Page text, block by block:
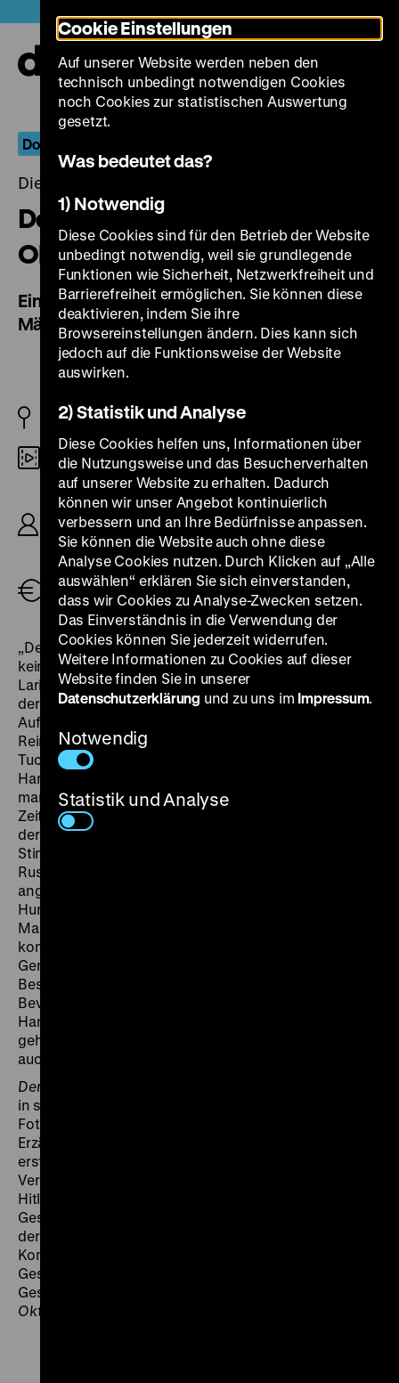
zum
Seiteninhalt
springen
Dokumentarische Positionen: Gisela Tuchtenhagen
Dienstag, 20. September 2022, 20.00 Uhr
Der Hamburger Aufstand
Oktober 1923
Eine Wochenschau hergestellt in Hamburg,
März bis August 1971
BRD 1971
16mm
R: Klaus Wildenhahn, B: Reiner Etz, Gisela
Tuchtenhagen, Klaus Wildenhahn, K: Gisela
Tuchtenhagen, Reiner Etz, drei Teile: 127’
(41‘/46‘/40‘)
Tickets
„Der Arbeiter hat in der kapitalistischen Gesellschaft
keine Geschichte“, stellte die sowjetische Journalistin
Larissa Reissner inHamburg auf den Barrikaden
der Niederschlagung des dortigen kommunistischen
Aufstandes 1923 fest. Dieser Feststellung entgegnen
Reiner Etz, Klaus Wildenhahn und Gisela
Tuchtenhagen mit ihrem Dokumentarfilm über den
Hamburger Aufstand und beleuchten eine
marginalisierte Geschichte. In drei Teilen
Zeitzeug*innen und historische Texte von den Krisen
der Weimarer Republik und der revolutionären
Stimmung, die von der Oktoberrevolution aus
Russland herüberschwappte. Die ökonomisch
angespannte Lage Deutschlands bringt
Hungerdemonstrationen, Lohnstreiks und
Massenunruhen mit sich. Die KPD, stärkste
kommunistische Partei in Europa, ruft zum
Generalstreik auf, lehnt offiziell jedoch die
Bestrebungen zum bewaffneten Aufstand ab. Die
Bevölkerung des Barmbeker Arbeiterwohnviertels in
Hamburg widersetzt sich der parteilichen Linie und
geht auf die Barrikaden, darunter viele Frauen und
auch Kinder.
Der Hamburger Aufstand Oktober 1923
in standbildhaften Aufnahmen der Orte und
Fotografien, die mit bewegten Nahaufnahmen der
Erzählenden wechseln. Um von 1923 zu hören, müsse
erst von 1933 erzählt werden, „kein Weg in die
Vergangenheit führt an den Nazis vorbei“: Als eine von
Hitlers Doktrinen scheint auch die bürgerliche
Gesellschaft den Antikommunismus weiterzuführen, in
der die Erinnerung an die ermordeten und deportierten
Kommunistinnen keinen Platz in der offiziellen
Geschichte findet. Dieser Vergessenheit der
Geschichtsbücher stellt sich
Oktober 1923
Cookie Einstellungen
Auf unserer Website werden neben den
technisch unbedingt notwendigen Cookies
noch Cookies zur statistischen Auswertung
gesetzt.
Was bedeutet das?
1) Notwendig
Diese Cookies sind für den Betrieb der Website
unbedingt notwendig, weil sie grundlegende
Funktionen wie Sicherheit, Netzwerkfreiheit und
Barrierefreiheit ermöglichen. Sie können diese
deaktivieren, indem Sie ihre
Browsereinstellungen ändern. Dies kann sich
jedoch auf die Funktionsweise der Website
auswirken.
2) Statistik und Analyse
Diese Cookies helfen uns, Informationen über
die Nutzungsweise und das Besucherverhalten
auf unserer Website zu erhalten. Dadurch
können wir unser Angebot kontinuierlich
verbessern und an Ihre Bedürfnisse anpassen.
Sie können die Website auch ohne diese
Analyse Cookies nutzen. Durch Klicken auf „Alle
auswählen“ erklären Sie sich einverstanden,
dass wir Cookies zu Analyse-Zwecken setzen.
Das Einverständnis in die Verwendung der
Cookies können Sie jederzeit widerrufen.
Weitere Informationen zu Cookies auf dieser
Website finden Sie in unserer
Datenschutzerklärung und zu uns im Impressum.
Notwendig
Statistik und Analyse